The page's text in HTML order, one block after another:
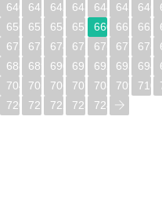
640
641 642 643 644 645 646
656
657 658 659 660 661 662
672
673 674 675 676 677 678
688
689 690 691 692 693 694
704
705 706 707 708 709 710
720
721 722 723 724